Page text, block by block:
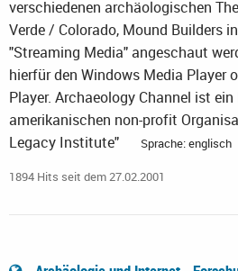
verschiedenen archäologischen
Verde / Colorado, Mound Builders
"Streaming Media" angeschaut
hierfür den Windows Media Player
Player. Archaeology Channel ist
amerikanischen non-profit
Legacy Institute"
Sprache: englisch
1894 Hits seit dem 27.02.2001